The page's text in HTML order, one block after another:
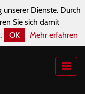
Dienste. Durch
Sie sich damit
OK Mehr erfahren